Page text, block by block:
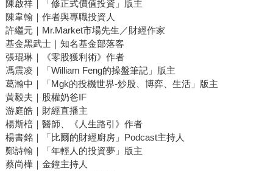
陳啟祥｜「修正式價值投資」版主
陳韋翰｜作者與專職投資人
許繼元｜Mr.Market市場先生／財經作家
基金黑武士｜知名基金部落客
張琨琳｜《零股獲利術》作者
馮震凌｜「William Feng的操盤筆記」版主
葛瀚中｜「Mgk的投機世界-炒股、博弈、生活」版主
黃毅夫｜股權奶爸IF
游庭皓｜財經直播主
楊斯棓｜醫師、《人生路引》作者
楊書銘｜「比爾的財經廚房」Podcast主持人
鄭詩翰｜「年輕人的投資夢」版主
蔡尚樺｜金鐘主持人